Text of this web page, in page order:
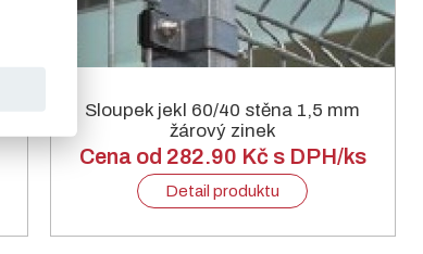
Sloupek jekl 60/40 stěna 1,5 mm
žárový zinek
Cena od 282.90 Kč s DPH/ks
Detail produktu